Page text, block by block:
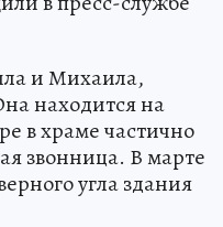
и Михаила,
находится на
в храме частично
звонница. В марте
угла здания